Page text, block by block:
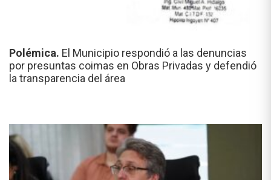
Polémica. El Municipio respondió a las denuncias
por presuntas coimas en Obras Privadas y defendió
la transparencia del área